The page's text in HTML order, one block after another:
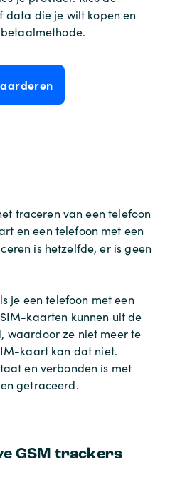
data die je wilt kopen en
traceren van een telefoon
en een telefoon met een
is hetzelfde, er is geen
je een telefoon met een
kaarten kunnen uit de
waardoor ze niet meer te
kaart kan dat niet.
en verbonden is met
getraceerd.
GSM trackers